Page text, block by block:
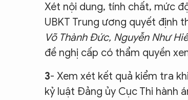
Xét nội dung, tính chất, mức
UBKT Trung ương quyết định
Võ Thành Đức, Nguyễn Như
đề nghị cấp có thẩm quyền
3- Xem xét kết quả kiểm tra
kỷ luật Đảng ủy Cục Thi hành